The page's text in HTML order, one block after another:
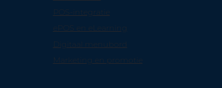
POS-integratie
ePOS en eLearning
Digitaal menubord
Marketing en promotie